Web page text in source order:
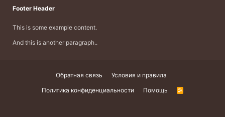
Footer Header
This is some example content.
And this is another paragraph..
Обратная связь
Условия и правила
Политика конфиденциальности
Помощь
R